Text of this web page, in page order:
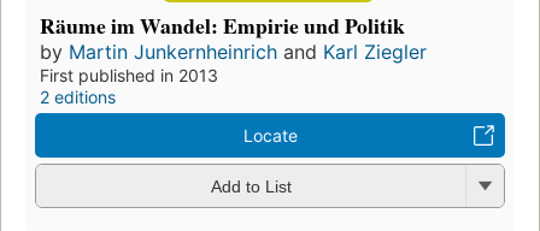
Räume im Wandel: Empirie und Politik
by Martin Junkernheinrich and Karl Ziegler
First published in 2013
2 editions
Locate
Add to List